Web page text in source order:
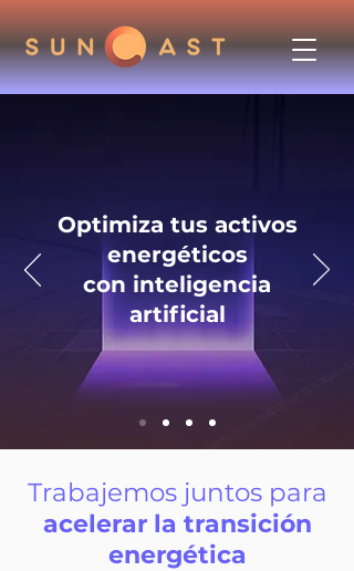
Optimiza tus activos
energéticos
con inteligencia
artificial
Trabajemos juntos para
acelerar la transición
energética